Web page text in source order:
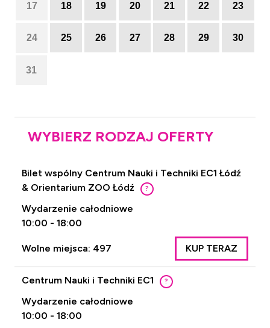
17 18 19 20 21 22 23
24 25 26 27 28 29 30
31
WYBIERZ RODZAJ OFERTY
Bilet wspólny Centrum Nauki i Techniki EC1 Łódź
& Orientarium ZOO Łódź
?
Wydarzenie całodniowe
10:00 - 18:00
Wolne miejsca: 497 KUP TERAZ
Centrum Nauki i Techniki EC1 ?
Wydarzenie całodniowe
10:00 - 18:00